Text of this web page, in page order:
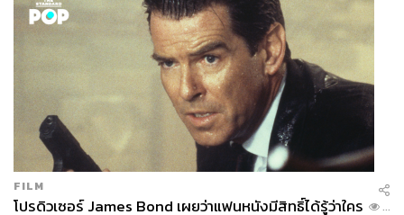
FILM
โปรดิวเซอร์ James Bond เผยว่าแฟนหนังมีสิทธิ์ได้รู้ว่าใคร
...